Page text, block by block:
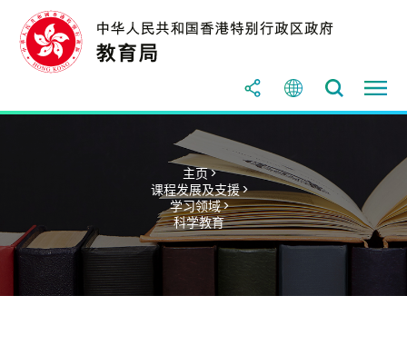
主页 >
课程发展及支援 >
学习领域 >
科学教育